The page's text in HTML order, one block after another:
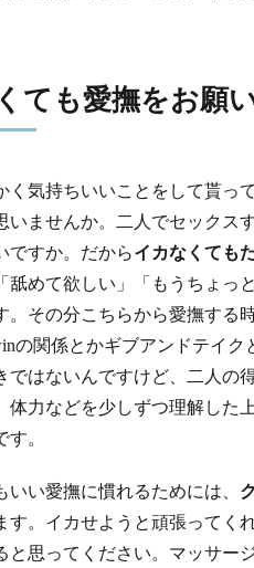
ても愛撫をお願
く気持ちいいことをして貰っ
いませんか。二人でセックス
ですか。だからイカなくても
舐めて欲しい」「もうちょっ
。その分こちらから愛撫する
の関係とかギブアンドテイ
ではないんですけど、二人の
体力などを少しずつ理解した
。
いい愛撫に慣れるためには、
す。イカせようと頑張ってく
と思ってください。マッサー